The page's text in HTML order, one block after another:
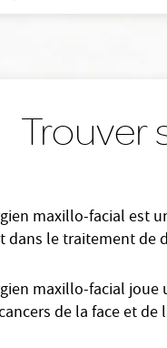
Trouver
maxillo-facial est
dans le traitement de
maxillo-facial
de la face et de